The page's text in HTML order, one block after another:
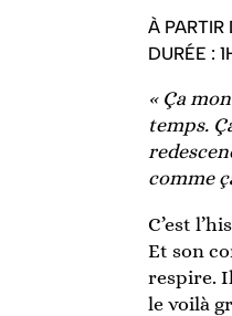
À PARTIR
DURÉE :
« Ça
temps.
comme
C’est
Et son
respire.
le voilà